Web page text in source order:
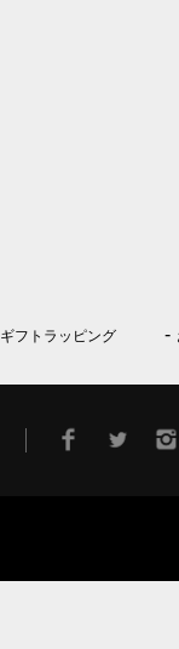
ギフトラッピング